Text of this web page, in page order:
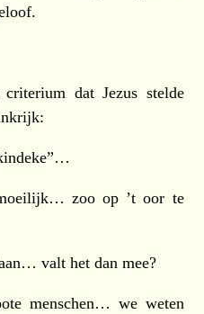
dat Jezus stelde
zoo op ’t oor te
valt het dan mee?
menschen… we weten